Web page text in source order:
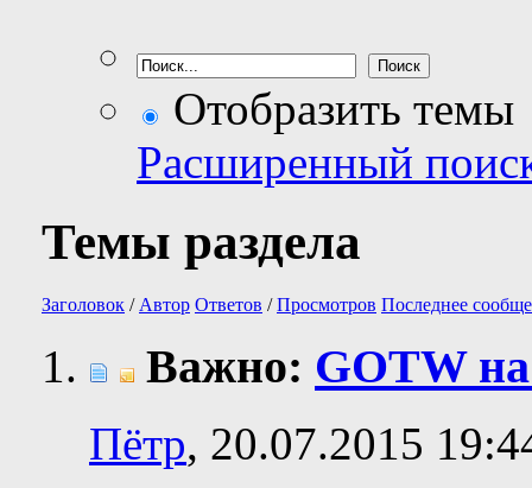
Отобразить темы
Расширенный
Темы раздела
Заголовок / Автор Ответов /Просмотров Последнее
Важно: GOTW
Пётр, 20.07.2015